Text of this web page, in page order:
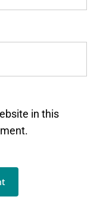
in this